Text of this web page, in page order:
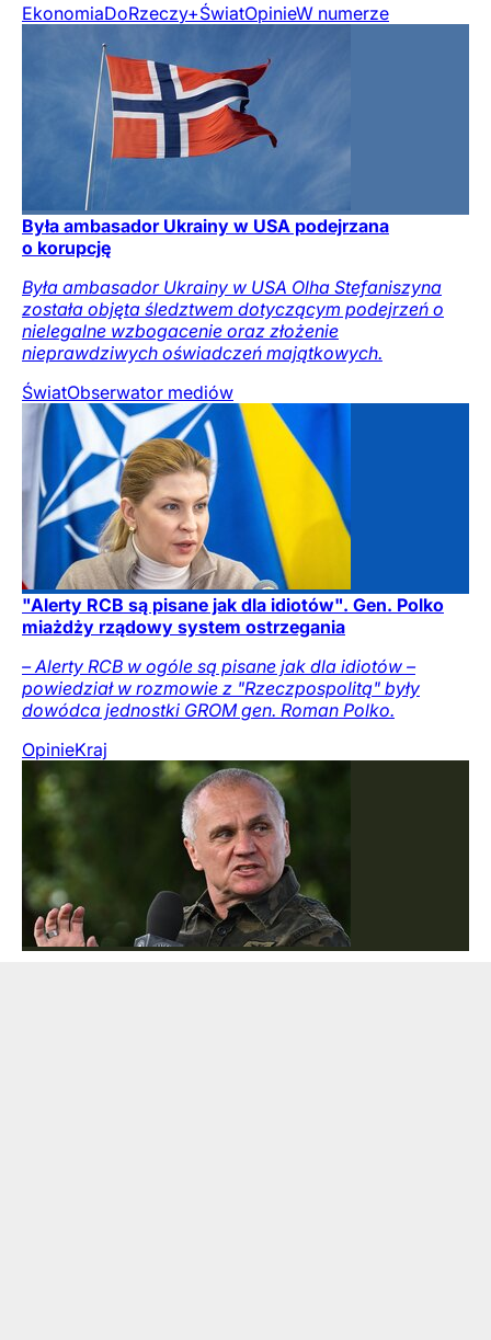
EkonomiaDoRzeczy+ŚwiatOpinieW numerze
Była ambasador Ukrainy w USA podejrzana
o korupcję
Była ambasador Ukrainy w USA Olha Stefaniszyna
została objęta śledztwem dotyczącym podejrzeń o
nielegalne wzbogacenie oraz złożenie
nieprawdziwych oświadczeń majątkowych.
ŚwiatObserwator mediów
"Alerty RCB są pisane jak dla idiotów". Gen. Polko
miażdży rządowy system ostrzegania
– Alerty RCB w ogóle są pisane jak dla idiotów –
powiedział w rozmowie z "Rzeczpospolitą" były
dowódca jednostki GROM gen. Roman Polko.
OpinieKraj